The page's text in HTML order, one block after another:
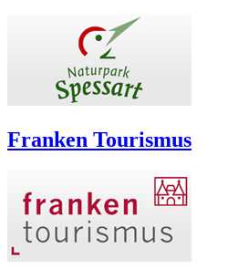
Franken Tourismus